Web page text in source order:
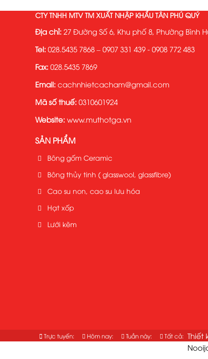
CTY TNHH MTV TM XUẤT NHẬP KHẨU TÂN PHÚ QUÝ
Địa chỉ: 27 Đường Số 6, Khu phố 8, Phường Bình
Tel: 028.5435 7868 – 0907 331 439 - 0908 772 483
Fax: 028.5435 7869
Email: cachnhietcacham@gmail.com
Mã số thuế: 0310601924
Website: www.muthotga.vn
SẢN PHẨM
Bông gốm Ceramic
Bông thủy tinh ( glasswool, glassfibre)
Cao su non, cao su lưu hóa
Hạt xốp
Lưới kẽm
Trực tuyến:
Hôm nay:
Tuần này:
Tất cả: Thiết